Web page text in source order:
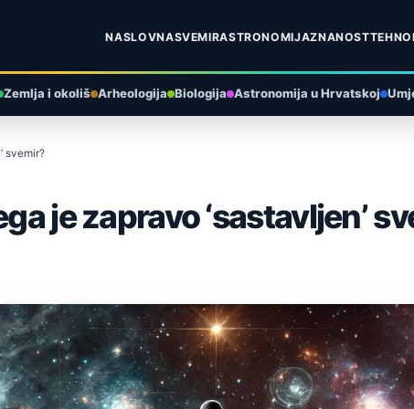
NASLOVNASVEMIRASTRONOMIJAZNANOST
Zemlja i okoliš Arheologija Biologija Astronomija u Hrvatskoj
svemir?
je zapravo ‘sastavljen’